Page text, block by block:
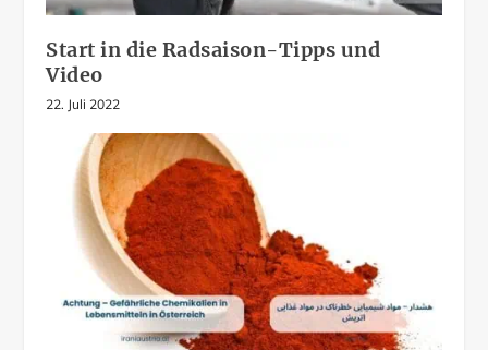
Start in die Radsaison-Tipps und
Video
22. Juli 2022